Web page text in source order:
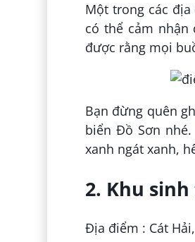
Một trong các
có thể cảm nhận
được rằng mọi
Bạn đừng quên
biển Đồ Sơn
xanh ngát xanh,
2. Khu
Địa điểm : Cát